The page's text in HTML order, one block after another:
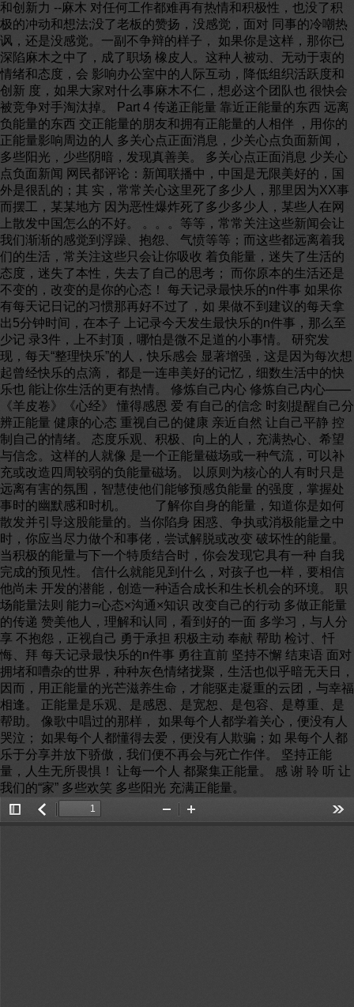
和创新力 --麻木 对任何工作都难再有热情和积极性，也没了积
极的冲动和想法;没了老板的赞扬，没感觉，面对 同事的冷嘲热
讽，还是没感觉。一副不争辩的样子， 如果你是这样，那你已
深陷麻木之中了，成了职场 橡皮人。这种人被动、无动于衷的
情绪和态度，会 影响办公室中的人际互动，降低组织活跃度和
创新 度，如果大家对什么事麻木不仁，想必这个团队也 很快会
被竞争对手淘汰掉。 Part 4 传递正能量 靠近正能量的东西 远离
负能量的东西 交正能量的朋友和拥有正能量的人相伴 ，用你的
正能量影响周边的人 多关心点正面消息，少关心点负面新闻，
多些阳光，少些阴暗，发现真善美。 多关心点正面消息 少关心
点负面新闻 网民都评论：新闻联播中，中国是无限美好的，国
外是很乱的；其 实，常常关心这里死了多少人，那里因为XX事
而摆工，某某地方 因为恶性爆炸死了多少多少人，某些人在网
上散发中国怎么的不好。 。。。等等，常常关注这些新闻会让
我们渐渐的感觉到浮躁、抱怨、 气愤等等；而这些都远离着我
们的生活，常关注这些只会让你吸收 着负能量，迷失了生活的
态度，迷失了本性，失去了自己的思考； 而你原本的生活还是
不变的，改变的是你的心态！ 每天记录最快乐的n件事 如果你
有每天记日记的习惯那再好不过了，如 果做不到建议的每天拿
出5分钟时间，在本子 上记录今天发生最快乐的n件事，那么至
少记 录3件，上不封顶，哪怕是微不足道的小事情。 研究发
现，每天“整理快乐”的人，快乐感会 显著增强，这是因为每次想
起曾经快乐的点滴， 都是一连串美好的记忆，细数生活中的快
乐也 能让你生活的更有热情。 修炼自己内心 修炼自己内心——
《羊皮卷》《心经》 懂得感恩 爱 有自己的信念 时刻提醒自己分
辨正能量 健康的心态 重视自己的健康 亲近自然 让自己平静 控
制自己的情绪。 态度乐观、积极、向上的人，充满热心、希望
与信念。这样的人就像 是一个正能量磁场或一种气流，可以补
充或改造四周较弱的负能量磁场。 以原则为核心的人有时只是
远离有害的氛围，智慧使他们能够预感负能量 的强度，掌握处
事时的幽默感和时机。 了解你自身的能量，知道你是如何
散发并引导这股能量的。当你陷身 困惑、争执或消极能量之中
时，你应当尽力做个和事佬，尝试解脱或改变 破坏性的能量。
当积极的能量与下一个特质结合时，你会发现它具有一种 自我
完成的预见性。 信什么就能见到什么，对孩子也一样，要相信
他尚未 开发的潜能，创造一种适合成长和生长机会的环境。 职
场能量法则 能力=心态×沟通×知识 改变自己的行动 多做正能量
的传递 赞美他人，理解和认同，看到好的一面 多学习，与人分
享 不抱怨，正视自己 勇于承担 积极主动 奉献 帮助 检讨、忏
悔、拜 每天记录最快乐的n件事 勇往直前 坚持不懈 结束语 面对
拥堵和嘈杂的世界，种种灰色情绪拢聚，生活也似乎暗无天日，
因而，用正能量的光芒滋养生命，才能驱走凝重的云团，与幸福
相逢。 正能量是乐观、是感恩、是宽恕、是包容、是尊重、是
帮助。 像歌中唱过的那样， 如果每个人都学着关心，便没有人
哭泣； 如果每个人都懂得去爱，便没有人欺骗；如 果每个人都
乐于分享并放下骄傲，我们便不再会与死亡作伴。 坚持正能
量，人生无所畏惧！ 让每一个人 都聚集正能量。 感 谢 聆 听 让
我们的“家” 多些欢笑 多些阳光 充满正能量。
Toggle返
Zoom